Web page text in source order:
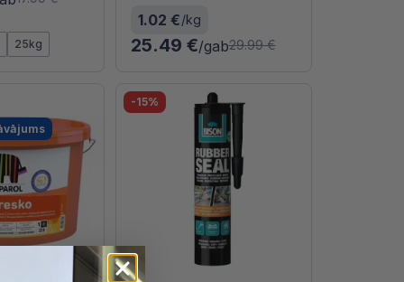
25kg
1.02 €/kg
25.49 €/gab29.99 €
-15%